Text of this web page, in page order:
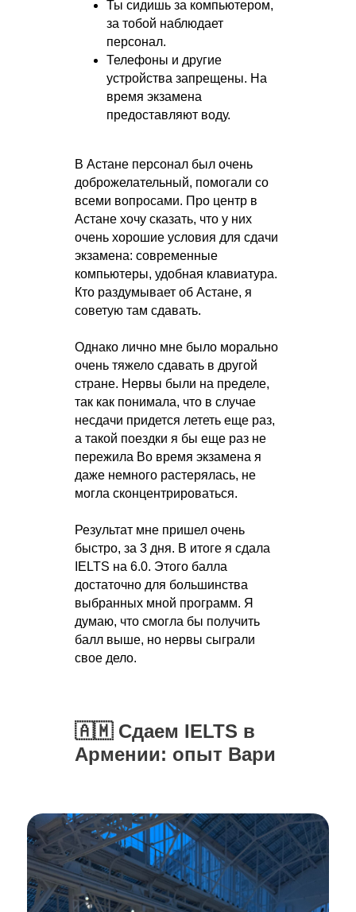
Ты сидишь за компьютером,
за тобой наблюдает
персонал.
Телефоны и другие
устройства запрещены. На
время экзамена
предоставляют воду.
В Астане персонал был очень
доброжелательный, помогали со
всеми вопросами. Про центр в
Астане хочу сказать, что у них
очень хорошие условия для сдачи
экзамена: современные
компьютеры, удобная клавиатура.
Кто раздумывает об Астане, я
советую там сдавать.
Однако лично мне было морально
очень тяжело сдавать в другой
стране. Нервы были на пределе,
так как понимала, что в случае
несдачи придется лететь еще раз,
а такой поездки я бы еще раз не
пережила Во время экзамена я
даже немного растерялась, не
могла сконцентрироваться.
Результат мне пришел очень
быстро, за 3 дня. В итоге я сдала
IELTS на 6.0. Этого балла
достаточно для большинства
выбранных мной программ. Я
думаю, что смогла бы получить
балл выше, но нервы сыграли
свое дело.
🇦🇲 Сдаем IELTS в
Армении: опыт Вари